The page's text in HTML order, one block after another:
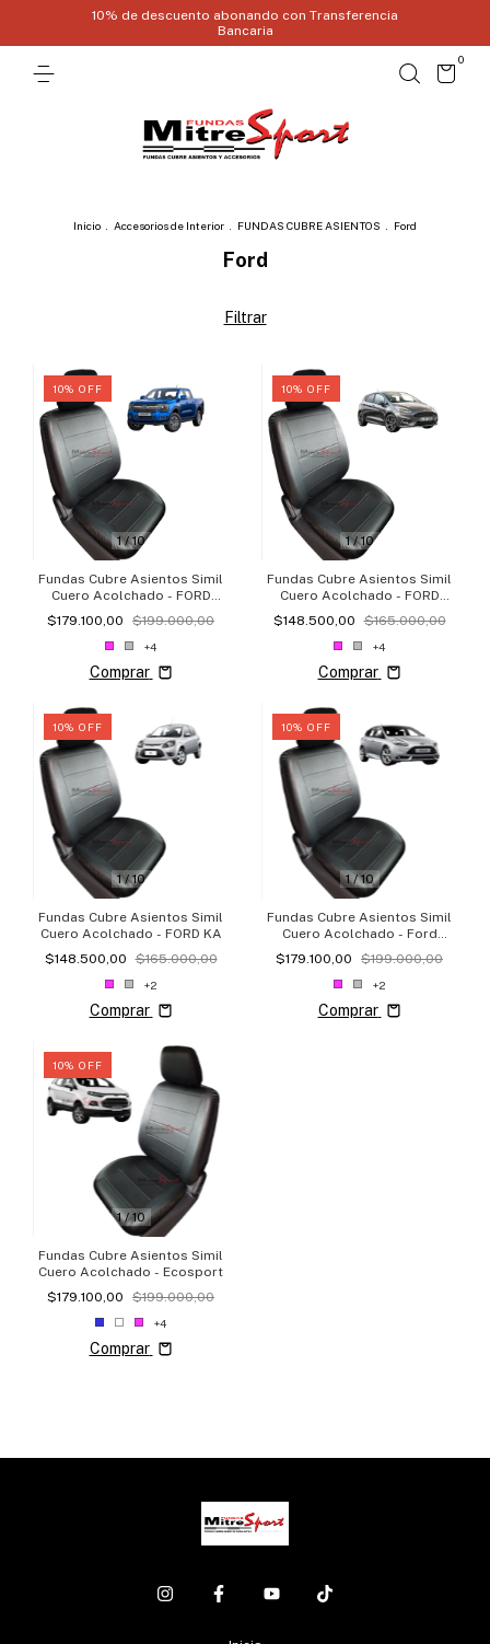
10% de descuento abonando con Transferencia
Bancaria
0
Inicio Accesorios de Interior FUNDAS CUBRE ASIENTOS Ford
Ford
Filtrar
1/10
10% OFF
Fundas Cubre Asientos Simil
Cuero Acolchado - FORD
RANGER
$179.100,00 $199.000,00
+4
Comprar
1/10
10% OFF
Fundas Cubre Asientos Simil
Cuero Acolchado - FORD
FIESTA
$148.500,00 $165.000,00
+4
Comprar
1/10
10% OFF
Fundas Cubre Asientos Simil
Cuero Acolchado - FORD KA
$148.500,00
$165.000,00
+2
Comprar
1/10
10% OFF
Fundas Cubre Asientos Simil
Cuero Acolchado - Ford
Focus
$179.100,00 $199.000,00
+2
Comprar
1/10
10% OFF
Fundas Cubre Asientos Simil
Cuero Acolchado - Ecosport
$179.100,00
$199.000,00
+4
Comprar